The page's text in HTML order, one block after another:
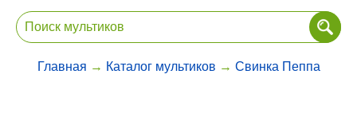
Главная → Каталог мультиков → Свинка Пеппа